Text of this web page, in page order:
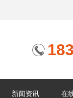
新闻资讯 在